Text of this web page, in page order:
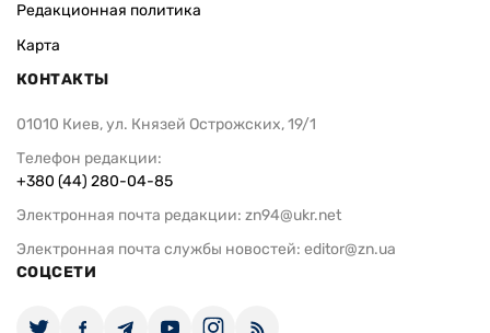
Редакционная политика
Карта
КОНТАКТЫ
01010 Киев, ул. Князей Острожских, 19/1
Телефон редакции:
+380 (44) 280-04-85
Электронная почта редакции: zn94@ukr.net
Электронная почта службы новостей: editor@zn.ua
СОЦСЕТИ